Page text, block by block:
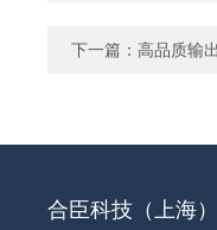
下一篇： 高品质输
合臣科技（上海